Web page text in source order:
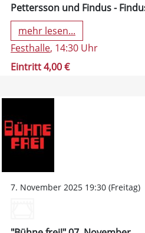
Pettersson und Findus -
mehr lesen...
Festhalle, 14:30 Uhr
Eintritt 4,00 €
7. November 2025 19:30 (Freitag)